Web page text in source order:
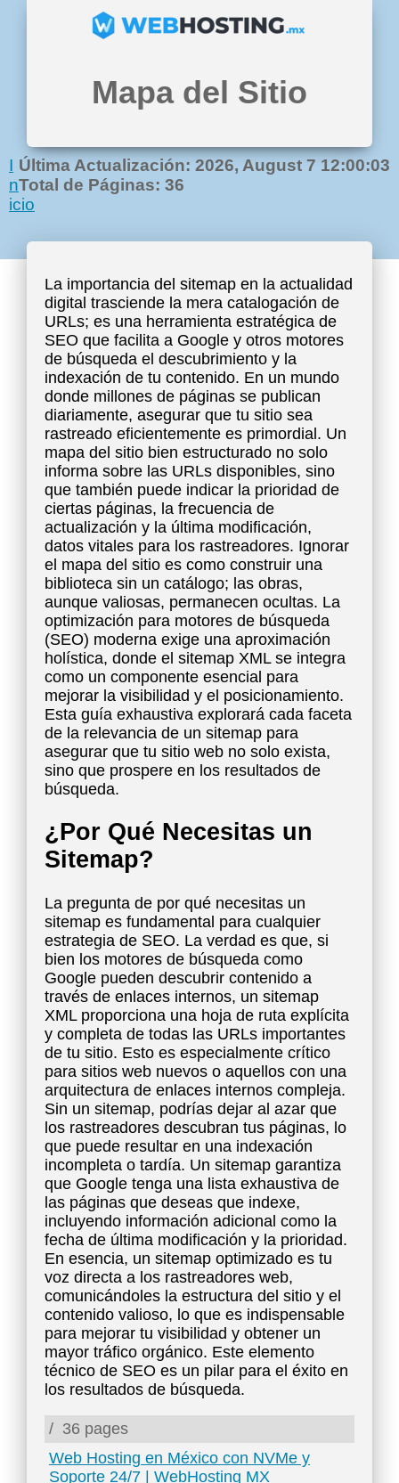
Mapa del Sitio
Última Actualización: 2026, August 7 12:00:03
Total de Páginas: 36
I
n
icio
La importancia del sitemap en la actualidad
digital trasciende la mera catalogación de
URLs; es una herramienta estratégica de
SEO que facilita a Google y otros motores
de búsqueda el descubrimiento y la
indexación de tu contenido. En un mundo
donde millones de páginas se publican
diariamente, asegurar que tu sitio sea
rastreado eficientemente es primordial. Un
mapa del sitio bien estructurado no solo
informa sobre las URLs disponibles, sino
que también puede indicar la prioridad de
ciertas páginas, la frecuencia de
actualización y la última modificación,
datos vitales para los rastreadores. Ignorar
el mapa del sitio es como construir una
biblioteca sin un catálogo; las obras,
aunque valiosas, permanecen ocultas. La
optimización para motores de búsqueda
(SEO) moderna exige una aproximación
holística, donde el sitemap XML se integra
como un componente esencial para
mejorar la visibilidad y el posicionamiento.
Esta guía exhaustiva explorará cada faceta
de la relevancia de un sitemap para
asegurar que tu sitio web no solo exista,
sino que prospere en los resultados de
búsqueda.
¿Por Qué Necesitas un
Sitemap?
La pregunta de por qué necesitas un
sitemap es fundamental para cualquier
estrategia de SEO. La verdad es que, si
bien los motores de búsqueda como
Google pueden descubrir contenido a
través de enlaces internos, un sitemap
XML proporciona una hoja de ruta explícita
y completa de todas las URLs importantes
de tu sitio. Esto es especialmente crítico
para sitios web nuevos o aquellos con una
arquitectura de enlaces internos compleja.
Sin un sitemap, podrías dejar al azar que
los rastreadores descubran tus páginas, lo
que puede resultar en una indexación
incompleta o tardía. Un sitemap garantiza
que Google tenga una lista exhaustiva de
las páginas que deseas que indexe,
incluyendo información adicional como la
fecha de última modificación y la prioridad.
En esencia, un sitemap optimizado es tu
voz directa a los rastreadores web,
comunicándoles la estructura del sitio y el
contenido valioso, lo que es indispensable
para mejorar tu visibilidad y obtener un
mayor tráfico orgánico. Este elemento
técnico de SEO es un pilar para el éxito en
los resultados de búsqueda.
/ 36 pages
Web Hosting en México con NVMe y
Soporte 24/7 | WebHosting MX